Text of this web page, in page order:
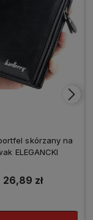
skórzany na
ELEGANCKI
26,89 zł